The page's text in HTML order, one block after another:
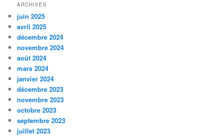
ARCHIVES
juin 2025
avril 2025
décembre 2024
novembre 2024
août 2024
mars 2024
janvier 2024
décembre 2023
novembre 2023
octobre 2023
septembre 2023
juillet 2023